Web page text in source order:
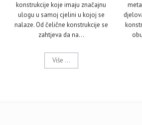
konstrukcije koje imaju značajnu
ulogu u samoj cjelini u kojoj se
nalaze. Od čelične konstrukcije se
zahtjeva da na…
Više ...